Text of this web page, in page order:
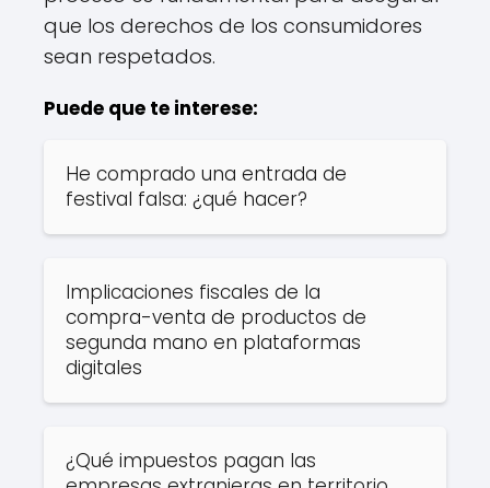
que los derechos de los consumidores
sean respetados.
Puede que te interese:
He comprado una entrada de
festival falsa: ¿qué hacer?
Implicaciones fiscales de la
compra-venta de productos de
segunda mano en plataformas
digitales
¿Qué impuestos pagan las